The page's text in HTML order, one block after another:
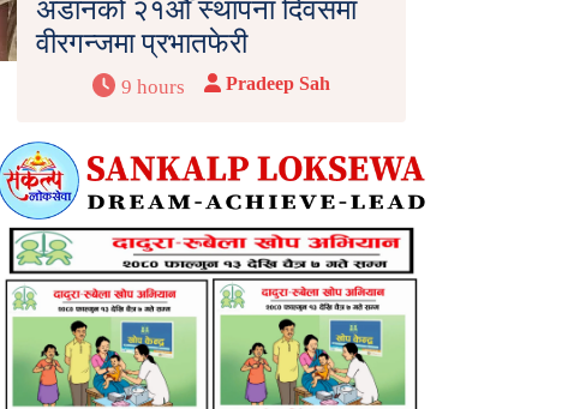
अडानको २१औँ स्थापना दिवसमा
वीरगन्जमा प्रभातफेरी
9 hours Pradeep Sah